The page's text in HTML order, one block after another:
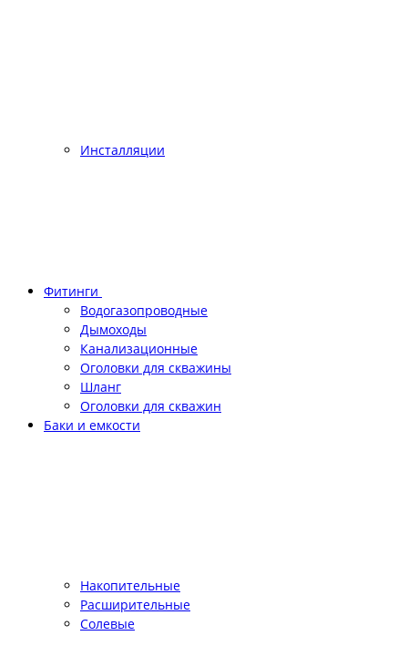
Инсталляции
Фитинги
Водогазопроводные
Дымоходы
Канализационные
Оголовки для скважины
Шланг
Оголовки для скважин
Баки и емкости
Накопительные
Расширительные
Солевые